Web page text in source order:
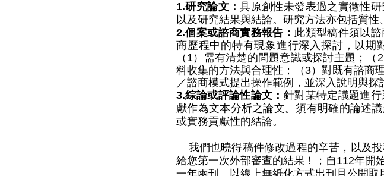
1.研究論文：具原創性未發表過之實徵性
以及研究結果與結論。研究方法亦包括質性
2.個案或諮商實務報告 ： 此類型稿件須以
商歷程中的特有現象進行深入探討，以期
（1）需有清楚的問題意識或探討主題；
料收集的方法與合理性；（3）對既有諮商
／諮商模式提出操作範例，並深入說明與探
3.綜論或評論性論文： 針對某特定議題進
獻作為文本分析之論文。須有明確的論述
或實務貢獻性的結論。
我們也曉得稿件修改過程的辛苦，以及
給您第一次外部審查的結果！；自 112年開
一年兩刊、以線上無紙化方式出刊且公開取